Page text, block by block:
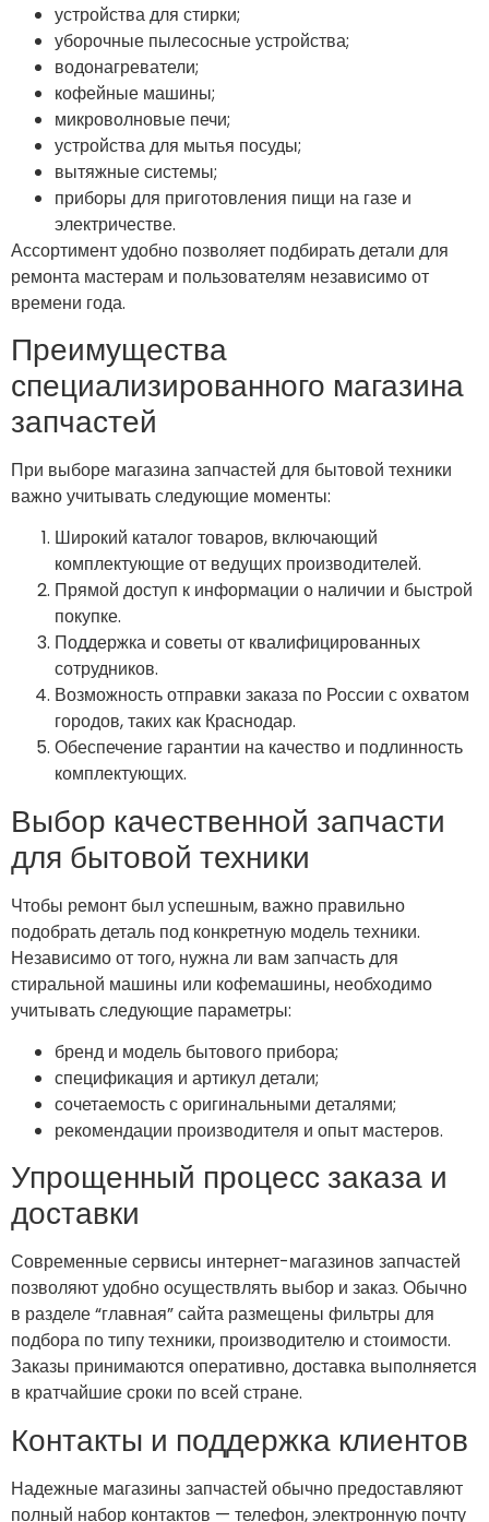
устройства для стирки;
уборочные пылесосные устройства;
водонагреватели;
кофейные машины;
микроволновые печи;
устройства для мытья посуды;
вытяжные системы;
приборы для приготовления пищи на газе и
электричестве.
Ассортимент удобно позволяет подбирать детали для
ремонта мастерам и пользователям независимо от
времени года.
Преимущества
специализированного магазина
запчастей
При выборе магазина запчастей для бытовой техники
важно учитывать следующие моменты:
Широкий каталог товаров, включающий
комплектующие от ведущих производителей.
Прямой доступ к информации о наличии и быстрой
покупке.
Поддержка и советы от квалифицированных
сотрудников.
Возможность отправки заказа по России с охватом
городов, таких как Краснодар.
Обеспечение гарантии на качество и подлинность
комплектующих.
Выбор качественной запчасти
для бытовой техники
Чтобы ремонт был успешным, важно правильно
подобрать деталь под конкретную модель техники.
Независимо от того, нужна ли вам запчасть для
стиральной машины или кофемашины, необходимо
учитывать следующие параметры:
бренд и модель бытового прибора;
спецификация и артикул детали;
сочетаемость с оригинальными деталями;
рекомендации производителя и опыт мастеров.
Упрощенный процесс заказа и
доставки
Современные сервисы интернет-магазинов запчастей
позволяют удобно осуществлять выбор и заказ. Обычно
в разделе “главная” сайта размещены фильтры для
подбора по типу техники, производителю и стоимости.
Заказы принимаются оперативно, доставка выполняется
в кратчайшие сроки по всей стране.
Контакты и поддержка клиентов
Надежные магазины запчастей обычно предоставляют
полный набор контактов — телефон, электронную почту